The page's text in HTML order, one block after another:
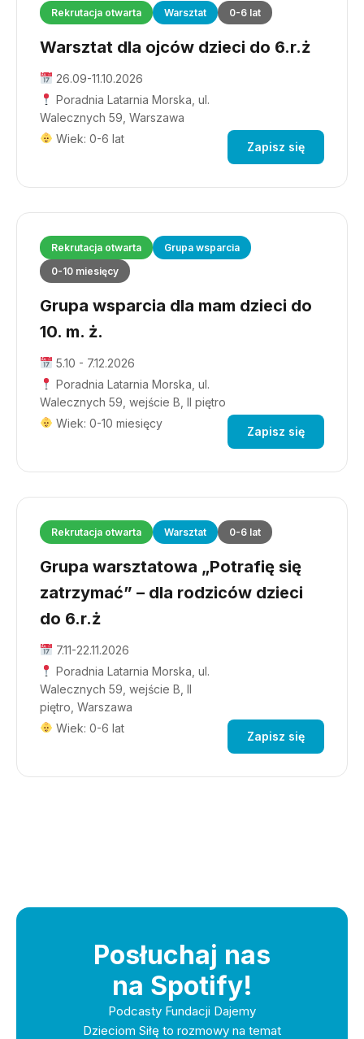
Rekrutacja otwarta Warsztat 0-6 lat
Warsztat dla ojców dzieci do 6.r.ż
26.09-11.10.2026
Poradnia Latarnia Morska, ul.
Walecznych 59, Warszawa
Wiek: 0-6 lat
Zapisz się
Rekrutacja otwarta
Grupa wsparcia
0-10 miesięcy
Grupa wsparcia dla mam dzieci do
10. m. ż.
5.10 - 7.12.2026
Poradnia Latarnia Morska, ul.
Walecznych 59, wejście B, II piętro
Wiek: 0-10 miesięcy
Zapisz się
Rekrutacja otwarta Warsztat 0-6 lat
Grupa warsztatowa „Potrafię się
zatrzymać” – dla rodziców dzieci
do 6.r.ż
7.11-22.11.2026
Poradnia Latarnia Morska, ul.
Walecznych 59, wejście B, II
piętro, Warszawa
Wiek: 0-6 lat
Zapisz się
Posłuchaj nas
na Spotify!
Podcasty Fundacji Dajemy
Dzieciom Siłę to rozmowy na temat